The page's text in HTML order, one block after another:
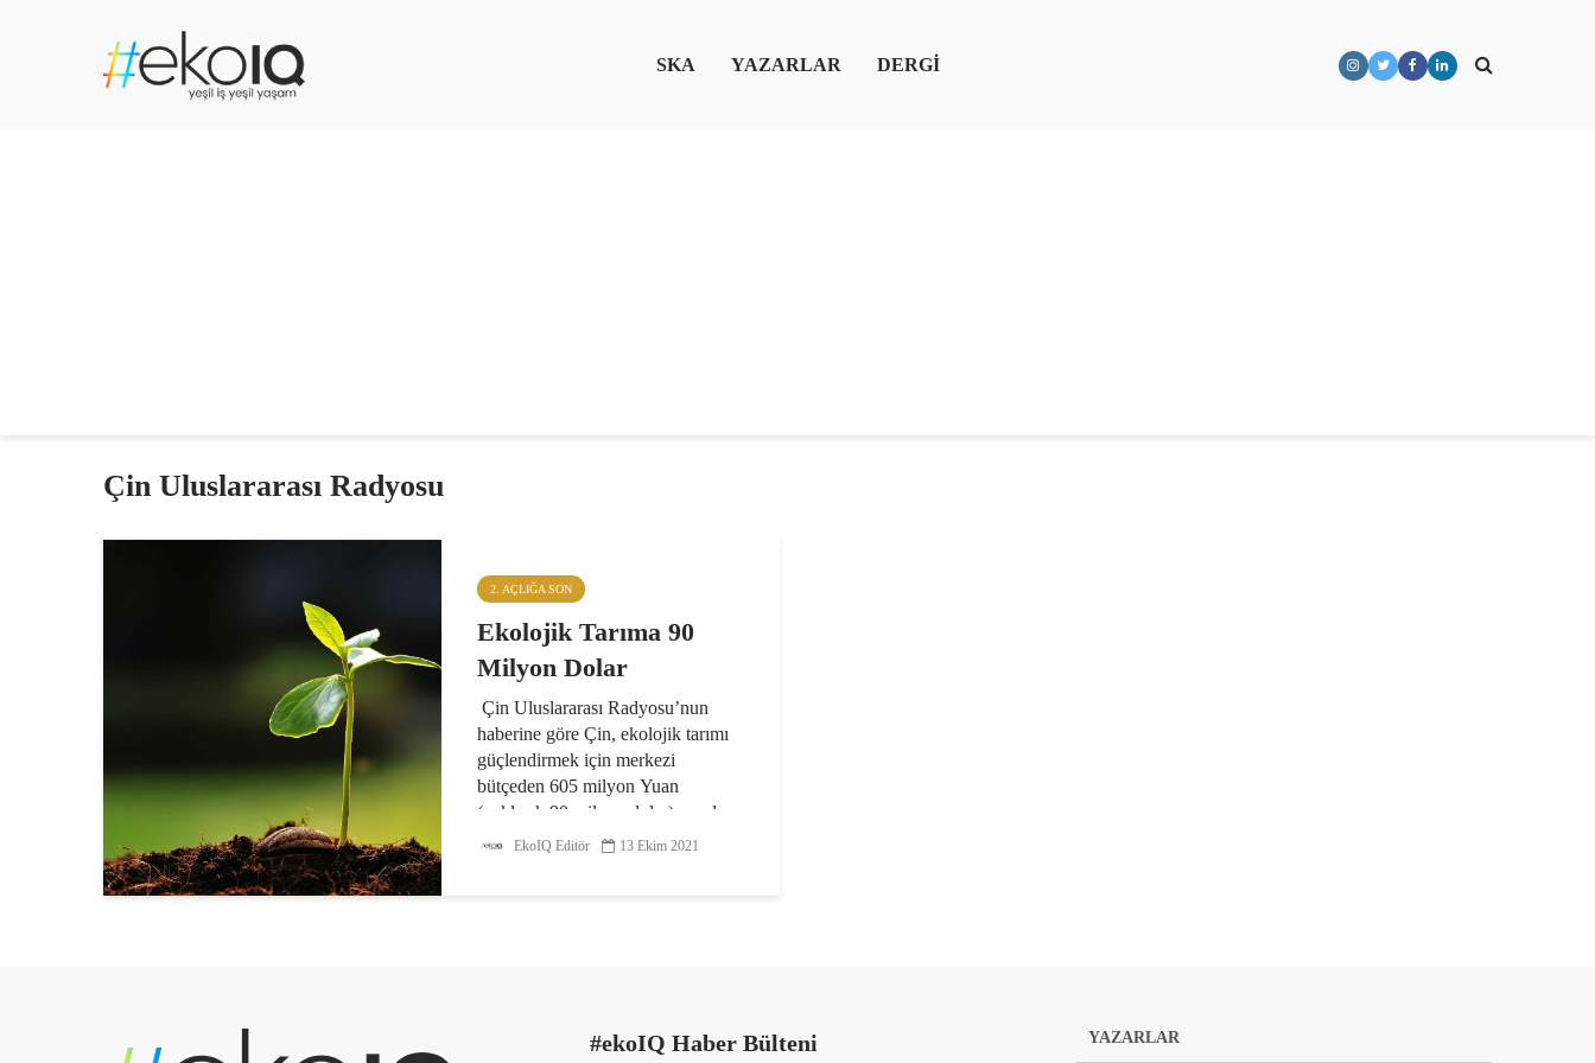
SKA YAZARLAR DERGİ
Çin Uluslararası Radyosu
2. AÇLIĞA SON
Ekolojik Tarıma 90
Milyon Dolar
Çin Uluslararası Radyosu’nun
haberine göre Çin, ekolojik tarımı
güçlendirmek için merkezi
bütçeden 605 milyon Yuan
(yaklaşık 90 milyon dolar) ayırdı.
Maliye Bakanlığı tarafından
EkoIQ Editör 13 Ekim 2021
#ekoIQ Haber Bülteni YAZARLAR